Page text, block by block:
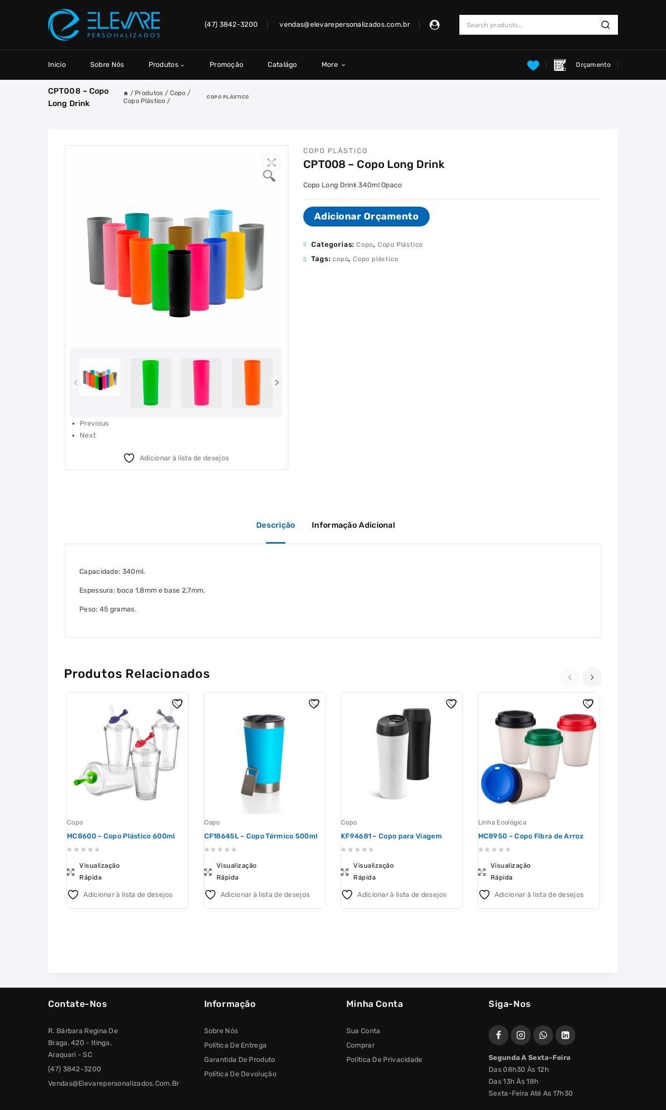
(47) 3842-3200 vendas@elevarepersonalizados.com.br Search
Inicio Sobre Nós Produtos Promoção Catalágo More Orçamento
CPT008 – Copo
Long Drink
/ Produtos / Copo /
Copo Plástico /
COPO PLÁSTICO
🔍
Previous
Next
Adicionar à lista de desejos
COPO PLÁSTICO
CPT008 – Copo Long Drink
Copo Long Drink 340ml Opaco
Adicionar Orçamento
Categorias: Copo, Copo Plástico
Tags:copo, Copo plástico
Descrição Informação Adicional
Capacidade: 340ml.
Espessura: boca 1,8mm e base 2,7mm.
Peso: 45 gramas.
Produtos Relacionados
Copo
MC8600 – Copo Plástico 600ml
Visualização
Rápida
Adicionar à lista de desejos
Copo
CF18645L – Copo Térmico 500ml
Visualização
Rápida
Adicionar à lista de desejos
Copo
KF94681 – Copo para Viagem
Visualização
Rápida
Adicionar à lista de desejos
Linha Ecológica
MC8950 – Copo Fibra de Arroz
Visualização
Rápida
Adicionar à lista de desejos
Contate-Nos
R. Bárbara Regina De
Braga, 420 - Itinga,
Araquari - SC
(47) 3842-3200
Vendas@elevarepersonalizados.com.br
Informação
Sobre Nós
Política De Entrega
Garantida De Produto
Política De Devolução
Minha Conta
Sua Conta
Comprar
Política De Privacidade
Siga-Nos
Segunda A Sexta-Feira
Das 08h30 Às 12h
Das 13h Às 18h
Sexta-Feira Até As 17h30